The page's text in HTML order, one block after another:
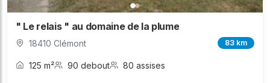
" Le relais " au domaine de la plume
18410 Clémont 83 km
125 m² 90 debout 80 assises